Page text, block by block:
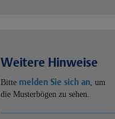
Weitere Hinweise
Bitte melden Sie sich an, um
die Musterbögen zu sehen.